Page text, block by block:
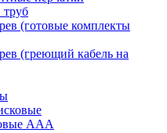
труб
(готовые комплекты
(греющий кабель на
ААА